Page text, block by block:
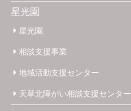
星光園
星光園
相談支援事業
地域活動支援センター
天草北障がい相談支援センター